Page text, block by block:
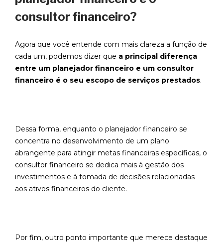
consultor financeiro?
Agora que você entende com mais clareza a função de
cada um, podemos dizer que a principal diferença
entre um planejador financeiro e um consultor
financeiro é o seu escopo de serviços prestados.
Dessa forma, enquanto o planejador financeiro se
concentra no desenvolvimento de um plano
abrangente para atingir metas financeiras específicas, o
consultor financeiro se dedica mais à gestão dos
investimentos e à tomada de decisões relacionadas
aos ativos financeiros do cliente.
Por fim, outro ponto importante que merece destaque